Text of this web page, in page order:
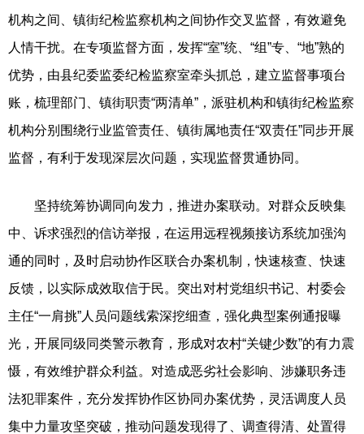
机构之间、镇街纪检监察机构之间协作交叉监督，有效避免
人情干扰。在专项监督方面，发挥“室”统、“组”专、“地”熟的
优势，由县纪委监委纪检监察室牵头抓总，建立监督事项台
账，梳理部门、镇街职责“两清单”，派驻机构和镇街纪检监察
机构分别围绕行业监管责任、镇街属地责任“双责任”同步开展
监督，有利于发现深层次问题，实现监督贯通协同。
坚持统筹协调同向发力，推进办案联动。对群众反映集
中、诉求强烈的信访举报，在运用远程视频接访系统加强沟
通的同时，及时启动协作区联合办案机制，快速核查、快速
反馈，以实际成效取信于民。突出对村党组织书记、村委会
主任“一肩挑”人员问题线索深挖细查，强化典型案例通报曝
光，开展同级同类警示教育，形成对农村“关键少数”的有力震
慑，有效维护群众利益。对造成恶劣社会影响、涉嫌职务违
法犯罪案件，充分发挥协作区协同办案优势，灵活调度人员
集中力量攻坚突破，推动问题发现得了、调查得清、处置得